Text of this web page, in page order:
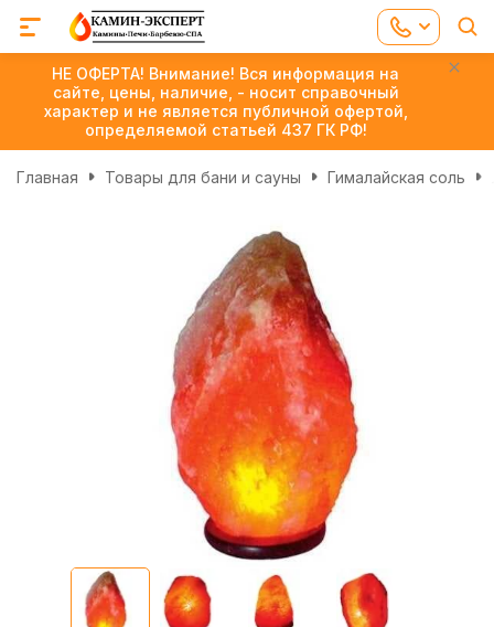
НЕ ОФЕРТА! Внимание! Вся информация на
сайте, цены, наличие, - носит справочный
характер и не является публичной офертой,
определяемой статьей 437 ГК РФ!
Главная Товары для бани и сауны Гималайская соль